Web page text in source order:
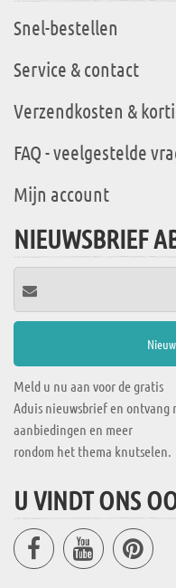
Snel-bestellen
Service & contact
Verzendkosten &
FAQ - veelgestelde
Mijn account
NIEUWSBRIEF
Meld u nu aan voor de gratis
Aduis nieuwsbrief en
aanbiedingen en meer
rondom het thema knutselen.
U VINDT ONS